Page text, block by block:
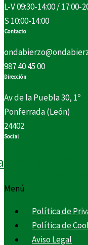
L-V 09:30-14:00 / 17:00-
S 10:00-14:00
Contacto
987 40 45 00
Dirección
Av de la Puebla 30, 1º
Ponferrada (León)
24402
Social
Menú
Política de
Política de
Aviso Legal